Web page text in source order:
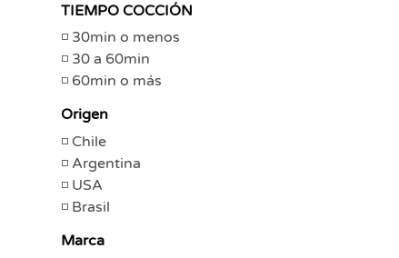
TIEMPO COCCIÓN
30min o menos
30 a 60min
60min o más
Origen
Chile
Argentina
USA
Brasil
Marca